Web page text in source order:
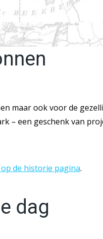
maar ook voor de
– een geschenk van
de historie pagina.
dag